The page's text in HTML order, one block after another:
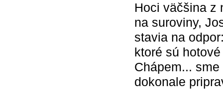
Hoci väčšina z
na suroviny,
stavia na
ktoré sú
Chápem...
dokonale